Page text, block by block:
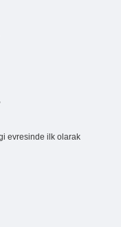
evresinde ilk olarak